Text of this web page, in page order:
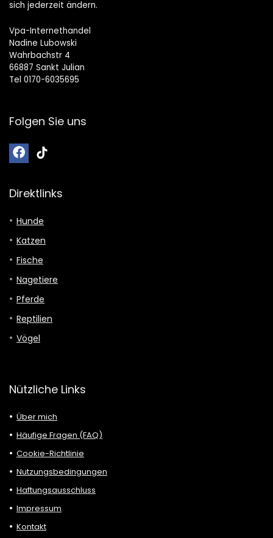
sich jederzeit ändern.
Vpa-Internethandel
Nadine Lubowski
Wahrbachstr 4
66887 Sankt Julian
Tel 0170-6035695
Folgen Sie uns
Direktlinks
Hunde
Katzen
Fische
Nagetiere
Pferde
Reptilien
Vögel
Nützliche Links
Über mich
Häufige Fragen (FAQ)
Cookie-Richtlinie
Nutzungsbedingungen
Haftungsausschluss
Impressum
Kontakt